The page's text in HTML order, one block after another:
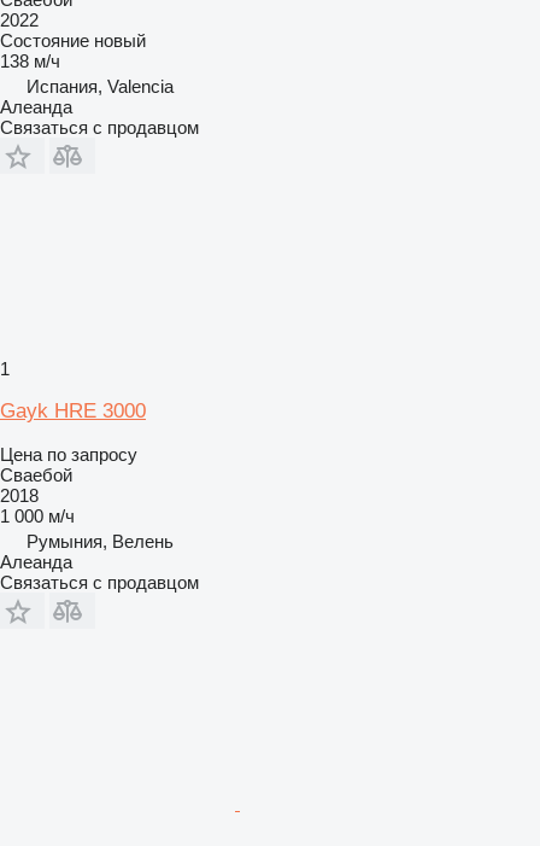
2022
Состояние новый
138 м/ч
Испания, Valencia
Алеанда
Связаться с продавцом
1
Gayk HRE 3000
Цена по запросу
Сваебой
2018
1 000 м/ч
Румыния, Велень
Алеанда
Связаться с продавцом